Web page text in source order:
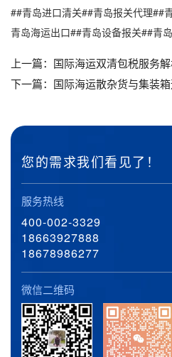
##青岛进口清关##青岛报关代理##
青岛海运出口##青岛设备报关##青
上一篇： 国际海运双清包税服务
下一篇： 国际海运散杂货与集装
您的需求我们看见了！
服务热线
400-002-3329
18663927888
18678986277
微信二维码